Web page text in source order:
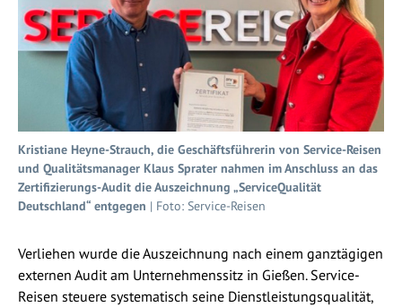
Kristiane Heyne-Strauch, die Geschäftsführerin von Service-Reisen
und Qualitätsmanager Klaus Sprater nahmen im Anschluss an das
Zertifizierungs-Audit die Auszeichnung „ServiceQualität
Deutschland“ entgegen | Foto: Service-Reisen
Verliehen wurde die Auszeichnung nach einem ganztägigen
externen Audit am Unternehmenssitz in Gießen. Service-
Reisen steuere systematisch seine Dienstleistungsqualität,